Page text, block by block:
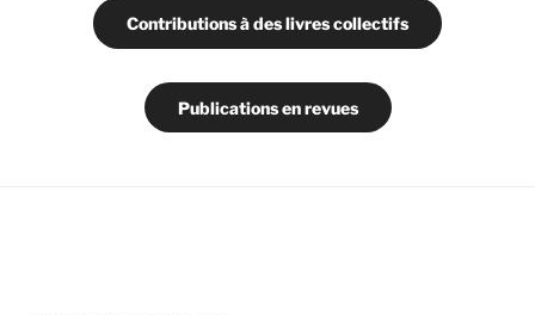
Contributions à des livres collectifs
Publications en revues